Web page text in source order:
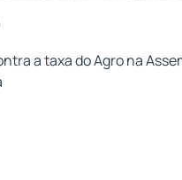
a taxa do Agro na